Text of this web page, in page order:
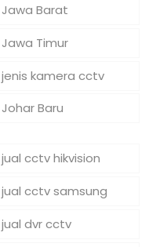
Jawa Barat
Jawa Timur
jenis kamera cctv
Johar Baru
jual cctv hikvision
jual cctv samsung
jual dvr cctv